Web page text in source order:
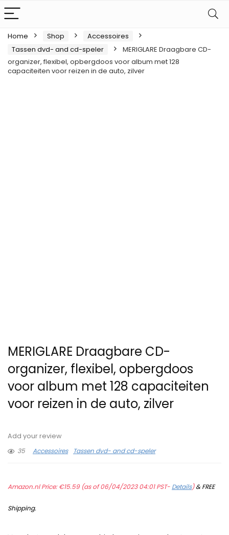
Home Shop
Accessoires
Tassen dvd- and cd-speler
MERIGLARE Draagbare CD-
organizer, flexibel, opbergdoos voor album met 128
capaciteiten voor reizen in de auto, zilver
MERIGLARE Draagbare CD-
organizer, flexibel, opbergdoos
voor album met 128 capaciteiten
voor reizen in de auto, zilver
Add your review
35
Accessoires Tassen dvd- and cd-speler
Amazon.nl Price:€15.59(as of 06/04/2023 04:01 PST- Details)&FREE
Shipping.